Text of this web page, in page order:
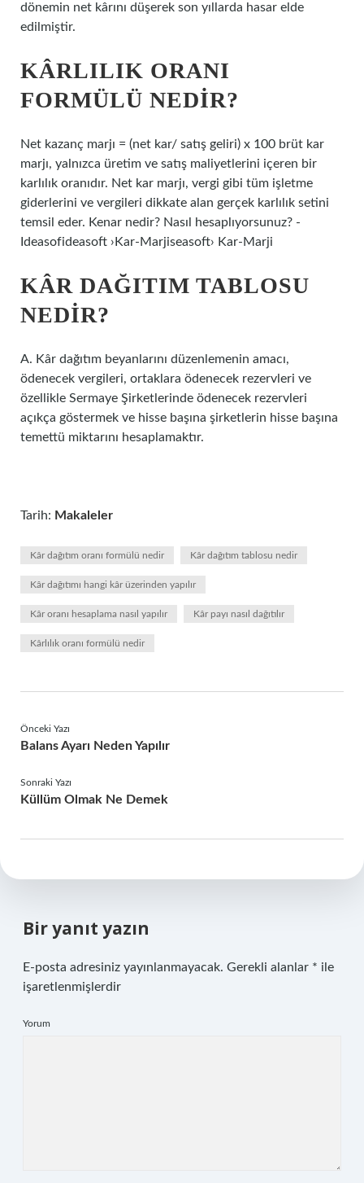
dönemin net kârını düşerek son yıllarda hasar elde
edilmiştir.
KÂRLILIK ORANI
FORMÜLÜ NEDIR?
Net kazanç marjı = (net kar/ satış geliri) x 100 brüt kar
marjı, yalnızca üretim ve satış maliyetlerini içeren bir
karlılık oranıdır. Net kar marjı, vergi gibi tüm işletme
giderlerini ve vergileri dikkate alan gerçek karlılık setini
temsil eder. Kenar nedir? Nasıl hesaplıyorsunuz? -
Ideasofideasoft ›Kar-Marjiseasoft› Kar-Marji
KÂR DAĞITIM TABLOSU
NEDIR?
A. Kâr dağıtım beyanlarını düzenlemenin amacı,
ödenecek vergileri, ortaklara ödenecek rezervleri ve
özellikle Sermaye Şirketlerinde ödenecek rezervleri
açıkça göstermek ve hisse başına şirketlerin hisse başına
temettü miktarını hesaplamaktır.
Tarih: Makaleler
Kâr dağıtım oranı formülü nedir Kâr dağıtım tablosu nedir
Kâr dağıtımı hangi kâr üzerinden yapılır
Kâr oranı hesaplama nasıl yapılır Kâr payı nasıl dağıtılır
Kârlılık oranı formülü nedir
Önceki Yazı
Balans Ayarı Neden Yapılır
Sonraki Yazı
Küllüm Olmak Ne Demek
Bir yanıt yazın
E-posta adresiniz yayınlanmayacak. Gerekli alanlar * ile
işaretlenmişlerdir
Yorum